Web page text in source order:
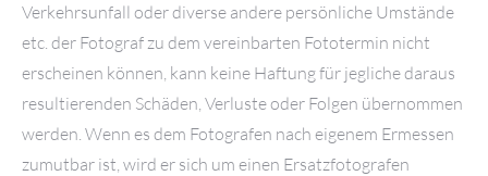
Verkehrsunfall oder diverse andere persönliche Umstände
etc. der Fotograf zu dem vereinbarten Fototermin nicht
erscheinen können, kann keine Haftung für jegliche daraus
resultierenden Schäden, Verluste oder Folgen übernommen
werden. Wenn es dem Fotografen nach eigenem Ermessen
zumutbar ist, wird er sich um einen Ersatzfotografen